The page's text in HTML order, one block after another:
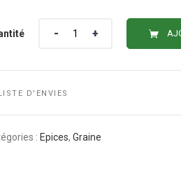
Quantité
D'ENVIES
: Epices, Graine